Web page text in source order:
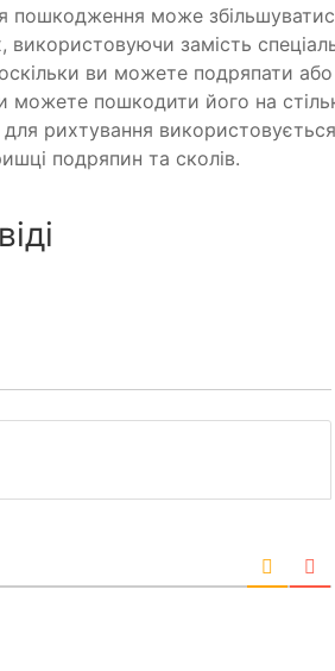
пошкодження може
замість
ви можете подряпати
можете пошкодити його на
рихтування
подряпин та сколів.